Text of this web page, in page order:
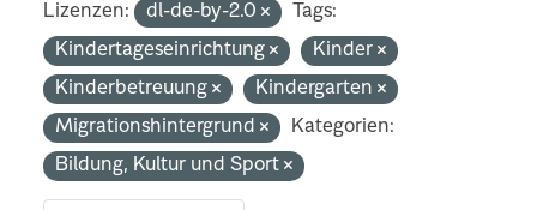
Lizenzen: dl-de-by-2.0
Tags:
Kindertageseinrichtung
Kinder
Kinderbetreuung
Kindergarten
Migrationshintergrund
Kategorien:
Bildung, Kultur und Sport